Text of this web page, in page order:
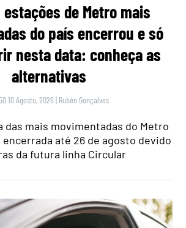
estações de Metro mais
do país encerrou e só
nesta data: conheça as
alternativas
10 Agosto, 2026 | Rubén Gonçalves
das mais movimentadas do Metro
até 26 de agosto devido
da futura linha Circular